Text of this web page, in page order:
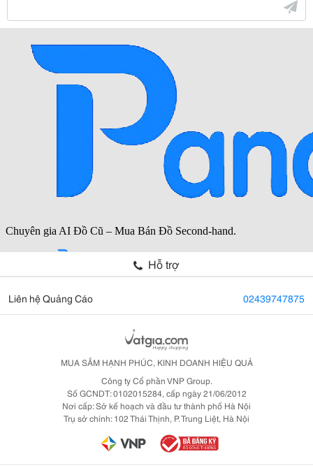
Hỗ trợ
Liên hệ Quảng Cáo 02439747875
MUA SẮM HẠNH PHÚC, KINH DOANH HIỆU QUẢ
Công ty Cổ phần VNP Group.
Số GCNDT: 0102015284, cấp ngày 21/06/2012
Nơi cấp: Sở kế hoạch và đầu tư thành phố Hà Nội
Trụ sở chính: 102 Thái Thịnh, P. Trung Liệt, Hà Nội